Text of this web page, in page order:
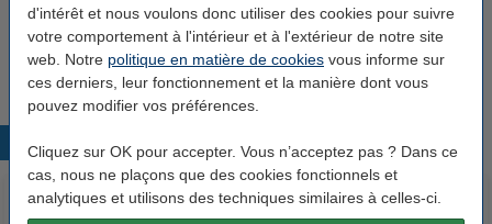
d'intérêt et nous voulons donc utiliser des cookies pour suivre
votre comportement à l'intérieur et à l'extérieur de notre site
web. Notre politique en matière de cookies vous informe sur
ces derniers, leur fonctionnement et la manière dont vous
pouvez modifier vos préférences.
Cliquez sur OK pour accepter. Vous n’acceptez pas ? Dans ce
cas, nous ne plaçons que des cookies fonctionnels et
analytiques et utilisons des techniques similaires à celles-ci.
123encre papier d'impression 1 boîte de 2500
feuilles A4 - 80 g/m²
Produits populaires